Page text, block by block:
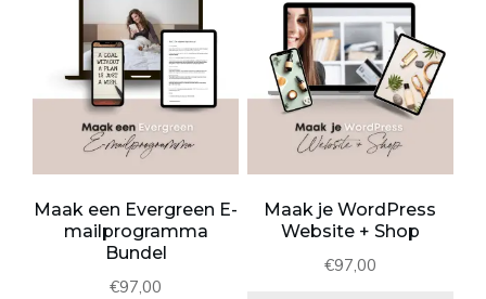
Maak een Evergreen E-
mailprogramma
Bundel
€97,00
Maak je WordPress
Website + Shop
€97,00